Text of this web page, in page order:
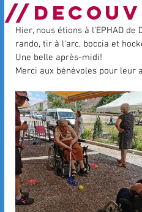
//
Hier, nous étions à l'EPHAD
rando, tir à l'arc, boccia et
Une belle après-midi!
Merci aux bénévoles pour